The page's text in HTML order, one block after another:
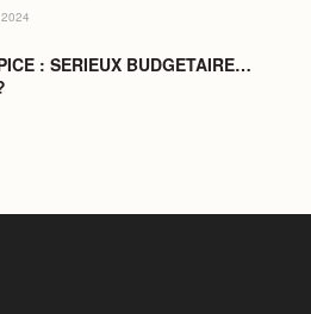
: SERIEUX BUDGETAIRE…